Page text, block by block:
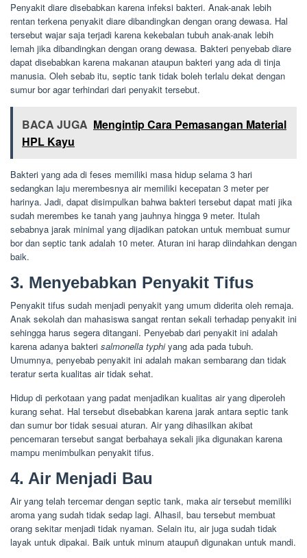
Penyakit diare disebabkan karena infeksi bakteri. Anak-anak lebih
rentan terkena penyakit diare dibandingkan dengan orang dewasa. Hal
tersebut wajar saja terjadi karena kekebalan tubuh anak-anak lebih
lemah jika dibandingkan dengan orang dewasa. Bakteri penyebab diare
dapat disebabkan karena makanan ataupun bakteri yang ada di tinja
manusia. Oleh sebab itu, septic tank tidak boleh terlalu dekat dengan
sumur bor agar terhindari dari penyakit tersebut.
BACA JUGA Mengintip Cara Pemasangan Material
HPL Kayu
Bakteri yang ada di feses memiliki masa hidup selama 3 hari
sedangkan laju merembesnya air memiliki kecepatan 3 meter per
harinya. Jadi, dapat disimpulkan bahwa bakteri tersebut dapat mati jika
sudah merembes ke tanah yang jauhnya hingga 9 meter. Itulah
sebabnya jarak minimal yang dijadikan patokan untuk membuat sumur
bor dan septic tank adalah 10 meter. Aturan ini harap diindahkan dengan
baik.
3. Menyebabkan Penyakit Tifus
Penyakit tifus sudah menjadi penyakit yang umum diderita oleh remaja.
Anak sekolah dan mahasiswa sangat rentan sekali terhadap penyakit ini
sehingga harus segera ditangani. Penyebab dari penyakit ini adalah
karena adanya bakteri salmonella typhiyang ada pada tubuh.
Umumnya, penyebab penyakit ini adalah makan sembarang dan tidak
teratur serta kualitas air tidak sehat.
Hidup di perkotaan yang padat menjadikan kualitas air yang diperoleh
kurang sehat. Hal tersebut disebabkan karena jarak antara septic tank
dan sumur bor tidak sesuai aturan. Air yang dihasilkan akibat
pencemaran tersebut sangat berbahaya sekali jika digunakan karena
mampu menimbulkan penyakit tifus.
4. Air Menjadi Bau
Air yang telah tercemar dengan septic tank, maka air tersebut memiliki
aroma yang sudah tidak sedap lagi. Alhasil, bau tersebut membuat
orang sekitar menjadi tidak nyaman. Selain itu, air juga sudah tidak
layak untuk dipakai. Baik untuk minum ataupuñ digunakan untuk mandi.